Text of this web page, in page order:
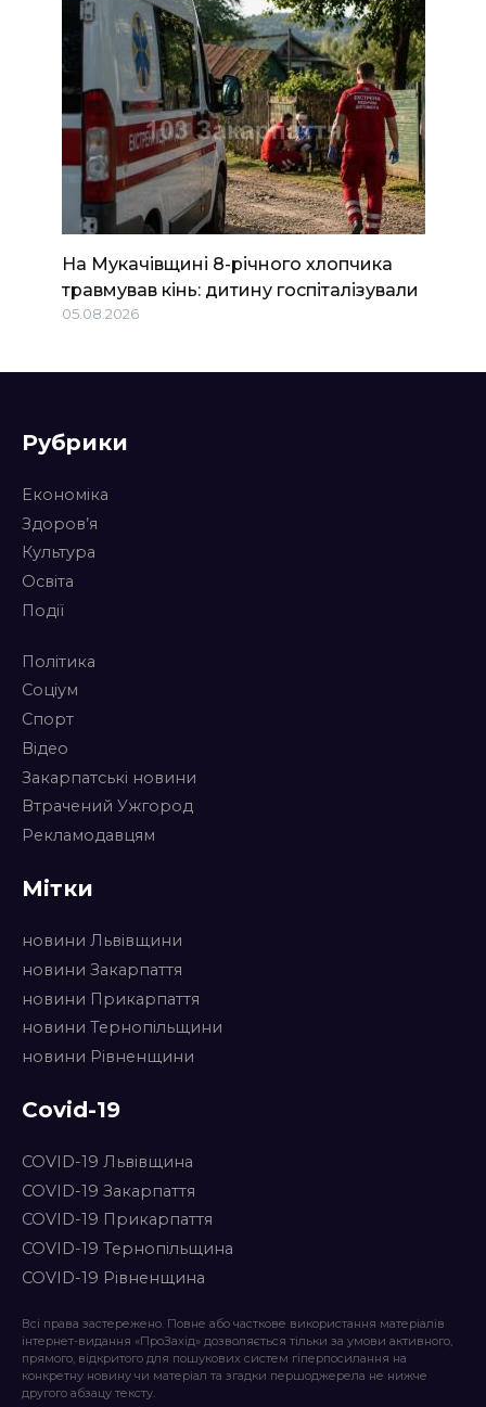
На Мукачівщині 8-річного хлопчика
травмував кінь: дитину госпіталізували
05.08.2026
Рубрики
Економіка
Здоров’я
Культура
Освіта
Події
Політика
Соціум
Спорт
Відео
Закарпатські новини
Втрачений Ужгород
Рекламодавцям
Мітки
новини Львівщини
новини Закарпаття
новини Прикарпаття
новини Тернопільщини
новини Рівненщини
Covid-19
COVID-19 Львівщина
COVID-19 Закарпаття
COVID-19 Прикарпаття
COVID-19 Тернопільщина
COVID-19 Рівненщина
Всі права застережено. Повне або часткове використання матеріалів
інтернет-видання «ПроЗахід» дозволяється тільки за умови активного,
прямого, відкритого для пошукових систем гіперпосилання на
конкретну новину чи матеріал та згадки першоджерела не нижче
другого абзацу тексту.